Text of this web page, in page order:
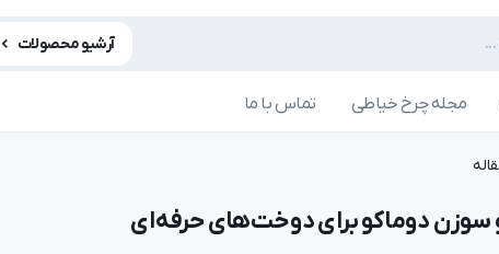
آرشیو محصولات
مجله چرخ خیاطی تماس با ما
سوزن دوماکو برای دوخت‌های حرفه‌ای